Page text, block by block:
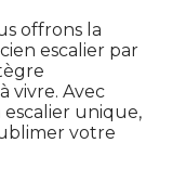
offrons la
escalier par
vivre. Avec
unique,
votre